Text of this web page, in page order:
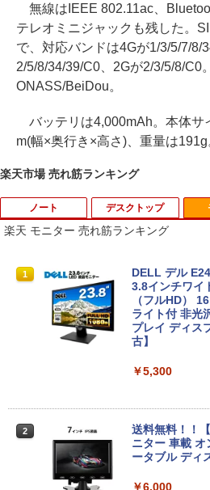
無線はIEEE 802.11ac、
テレオミニジャックも残した。
で、対応バンドは4Gが1/3/5/7/8/
2/5/8/34/39/C0、2Gが2/3/5/8/C0
ONASS/BeiDou。
バッテリは4,000mAh。本体サ
m(幅×奥行き×高さ)、重量は191g
楽天市場 売れ筋ランキング
ノート
1
VETESA正規
ール office付
ト PC 14型
リ8GB/12GB
B/1TB 安い 格
ソコン 中古 B
5 第10世代
リ 256GB
トパソコン
デスクトップ
1
【マラソン限
ptiPlex 3060
T 第8世代
典：WPS
クトップパソ
【★最大100%
600/800 G2
00GB
楽天 モニター 売れ筋ランキング
1
DELL デル
3.8インチワイ
（フルHD）
ライト付 非光
プレイ ディス
古】
￥5,300
2
送料無料！！
ニター 車載 オ
ータブル ディ
￥6,000